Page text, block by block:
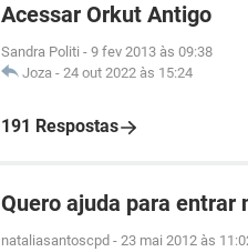
Acessar Orkut Antigo
Sandra Politi - 9 fev 2013 às 09:38
Joza - 24 out 2022 às 15:24
191 Respostas
Quero ajuda para entrar
nataliasantoscpd - 23 mai 2012 às